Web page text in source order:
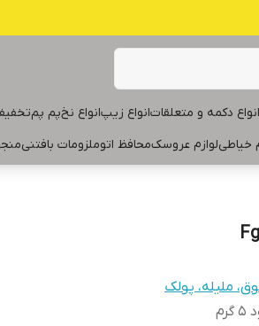
انواع دکمه و متعلقاتانواع زیپانواع نخپم پم
خیاطیلوازم عروسکمحافظ اتوملزومات بافتنی
ملیله، پولک